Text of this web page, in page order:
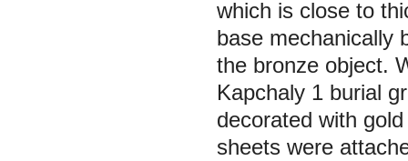
which is close to
base mechanically
the bronze object.
Kapchaly 1 burial
decorated with
sheets were